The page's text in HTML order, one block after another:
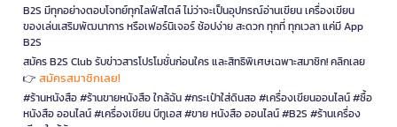
B2S มีทุกอย่างตอบโจทย์ทุกไลฟ์สไตล์ ไม่ว่าจะเป็นอุปกรณ์อ่านเขียน เครื่องเขียน
ของเล่นเสริมพัฒนาการ หรือเฟอร์นิเจอร์ ช้อปง่าย สะดวก ทุกที่ ทุกเวลา แค่มี App
B2S
สมัคร B2S Club รับข่าวสารโปรโมชั่นก่อนใคร และสิทธิพิเศษเฉพาะสมาชิก! คลิกเลย
👉 สมัครสมาชิกเลย!
#ร้านหนังสือ #ร้านขายหนังสือ ใกล้ฉัน #กระเป๋าใส่ดินสอ #เครื่องเขียนออนไลน์ #ซื้อ
หนังสือ ออนไลน์ #เครื่องเขียน บีทูเอส #ขาย หนังสือ ออนไลน์ #B2S #ร้านเครื่อง